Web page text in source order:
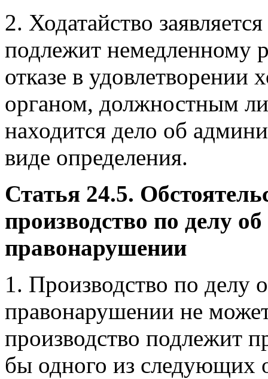
2. Ходатайство
подлежит немедленному
отказе в удовлетворении
органом, должностным
находится дело об
виде определения.
Статья 24.5.
производство по делу
правонарушении
1. Производство по делу
правонарушении не
производство подлежит
бы одного из следующих